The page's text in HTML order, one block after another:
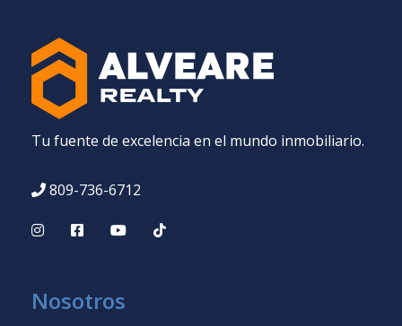
Tu fuente de excelencia en el mundo inmobiliario.
809-736-6712
Nosotros